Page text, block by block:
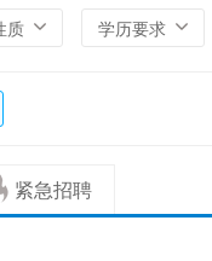
质 学历要求
紧急招聘